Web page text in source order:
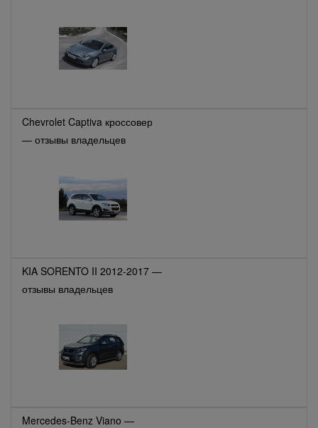
Chevrolet Captiva кроссовер
— отзывы владельцев
KIA SORENTO II 2012-2017 —
отзывы владельцев
Mercedes-Benz Viano —